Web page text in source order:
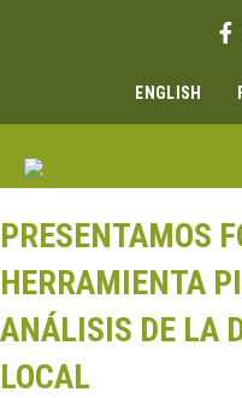
ENGLISH
PRESENTAMOS
HERRAMIENTA
ANÁLISIS DE LA
LOCAL